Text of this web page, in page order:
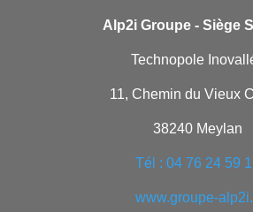
Alp2i Groupe - Siège
Technopole
11, Chemin du Vieux
38240 Meylan
Tél : 04 76 24 59
www.groupe-